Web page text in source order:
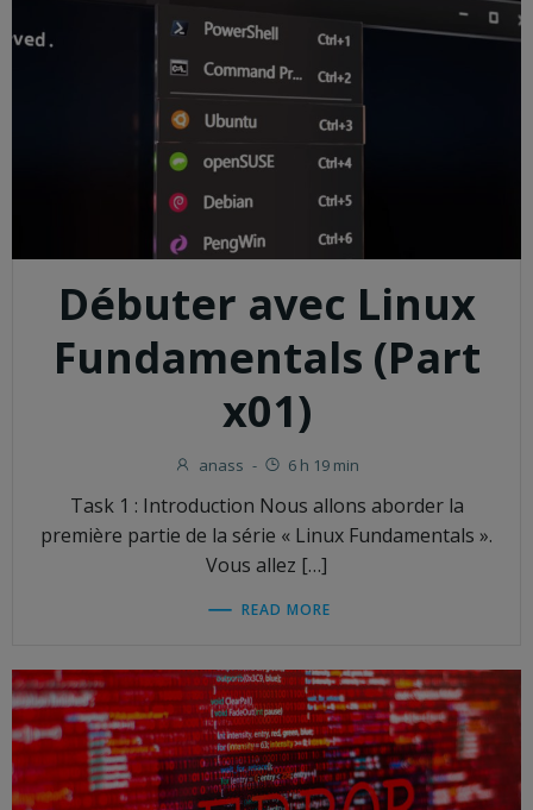
Débuter avec Linux
Fundamentals (Part
x01)
anass - 6 h 19 min
Task 1 : Introduction Nous allons aborder la
première partie de la série « Linux Fundamentals ».
Vous allez […]
READ MORE